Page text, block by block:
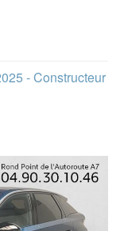
- Constructeur